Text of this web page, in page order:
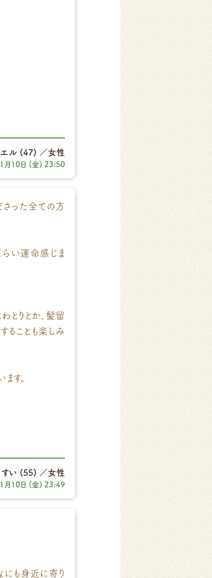
エル (47) ／女性
月10日 (金) 23:50
さった全ての方
らい運命感じま
とりとか、髪留
ることも楽しみ
す。
い (55) ／女性
月10日 (金) 23:49
にも身近に寄り